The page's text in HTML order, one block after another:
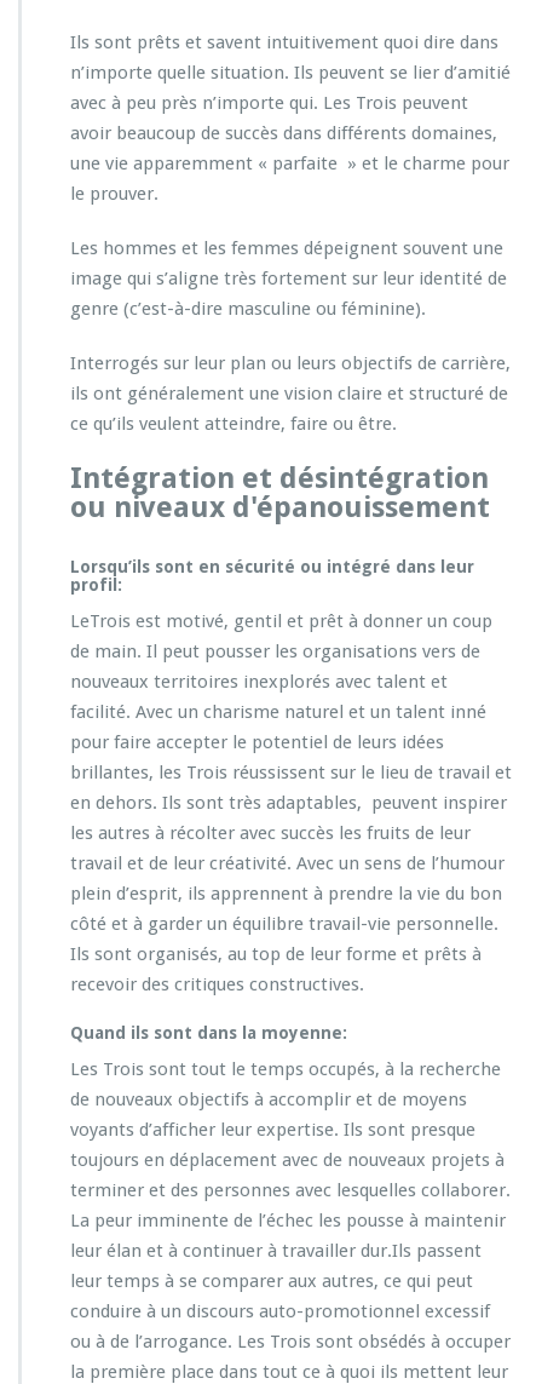
Ils sont prêts et savent intuitivement quoi dire dans
n’importe quelle situation. Ils peuvent se lier d’amitié
avec à peu près n’importe qui. Les Trois peuvent
avoir beaucoup de succès dans différents domaines,
une vie apparemment « parfaite » et le charme pour
le prouver.
Les hommes et les femmes dépeignent souvent une
image qui s’aligne très fortement sur leur identité de
genre (c’est-à-dire masculine ou féminine).
Interrogés sur leur plan ou leurs objectifs de carrière,
ils ont généralement une vision claire et structuré de
ce qu’ils veulent atteindre, faire ou être.
Intégration et désintégration
ou niveaux d'épanouissement
Lorsqu’ils sont en sécurité ou intégré dans leur
profil:
LeTrois est motivé, gentil et prêt à donner un coup
de main. Il peut pousser les organisations vers de
nouveaux territoires inexplorés avec talent et
facilité. Avec un charisme naturel et un talent inné
pour faire accepter le potentiel de leurs idées
brillantes, les Trois réussissent sur le lieu de travail et
en dehors. Ils sont très adaptables, peuvent inspirer
les autres à récolter avec succès les fruits de leur
travail et de leur créativité. Avec un sens de l’humour
plein d’esprit, ils apprennent à prendre la vie du bon
côté et à garder un équilibre travail-vie personnelle.
Ils sont organisés, au top de leur forme et prêts à
recevoir des critiques constructives.
Quand ils sont dans la moyenne:
Les Trois sont tout le temps occupés, à la recherche
de nouveaux objectifs à accomplir et de moyens
voyants d’afficher leur expertise. Ils sont presque
toujours en déplacement avec de nouveaux projets à
terminer et des personnes avec lesquelles collaborer.
La peur imminente de l’échec les pousse à maintenir
leur élan et à continuer à travailler dur.Ils passent
leur temps à se comparer aux autres, ce qui peut
conduire à un discours auto-promotionnel excessif
ou à de l’arrogance. Les Trois sont obsédés à occuper
la première place dans tout ce à quoi ils mettent leur